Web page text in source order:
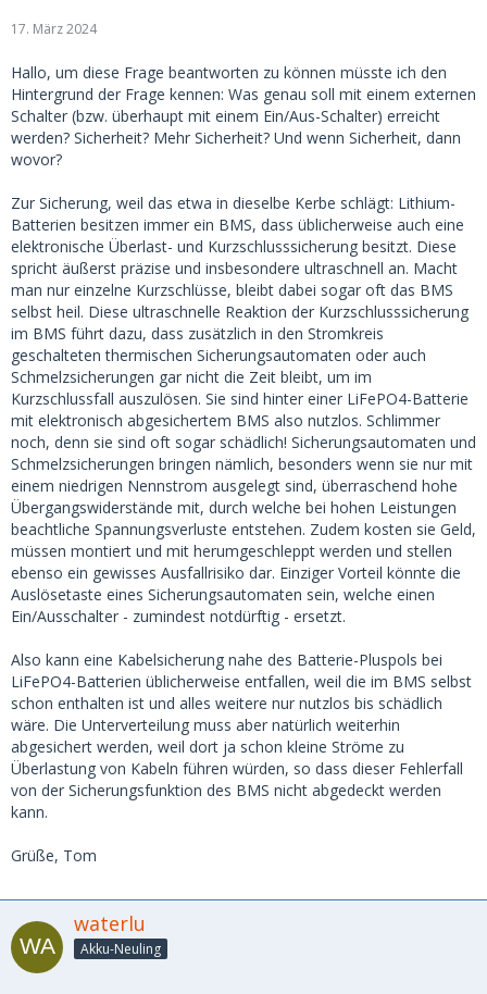
17. März 2024
Hallo, um diese Frage beantworten zu können müsste ich den
Hintergrund der Frage kennen: Was genau soll mit einem externen
Schalter (bzw. überhaupt mit einem Ein/Aus-Schalter) erreicht
werden? Sicherheit? Mehr Sicherheit? Und wenn Sicherheit, dann
wovor?
Zur Sicherung, weil das etwa in dieselbe Kerbe schlägt: Lithium-
Batterien besitzen immer ein BMS, dass üblicherweise auch eine
elektronische Überlast- und Kurzschlusssicherung besitzt. Diese
spricht äußerst präzise und insbesondere ultraschnell an. Macht
man nur einzelne Kurzschlüsse, bleibt dabei sogar oft das BMS
selbst heil. Diese ultraschnelle Reaktion der Kurzschlusssicherung
im BMS führt dazu, dass zusätzlich in den Stromkreis
geschalteten thermischen Sicherungsautomaten oder auch
Schmelzsicherungen gar nicht die Zeit bleibt, um im
Kurzschlussfall auszulösen. Sie sind hinter einer LiFePO4-Batterie
mit elektronisch abgesichertem BMS also nutzlos. Schlimmer
noch, denn sie sind oft sogar schädlich! Sicherungsautomaten und
Schmelzsicherungen bringen nämlich, besonders wenn sie nur mit
einem niedrigen Nennstrom ausgelegt sind, überraschend hohe
Übergangswiderstände mit, durch welche bei hohen Leistungen
beachtliche Spannungsverluste entstehen. Zudem kosten sie Geld,
müssen montiert und mit herumgeschleppt werden und stellen
ebenso ein gewisses Ausfallrisiko dar. Einziger Vorteil könnte die
Auslösetaste eines Sicherungsautomaten sein, welche einen
Ein/Ausschalter - zumindest notdürftig - ersetzt.
Also kann eine Kabelsicherung nahe des Batterie-Pluspols bei
LiFePO4-Batterien üblicherweise entfallen, weil die im BMS selbst
schon enthalten ist und alles weitere nur nutzlos bis schädlich
wäre. Die Unterverteilung muss aber natürlich weiterhin
abgesichert werden, weil dort ja schon kleine Ströme zu
Überlastung von Kabeln führen würden, so dass dieser Fehlerfall
von der Sicherungsfunktion des BMS nicht abgedeckt werden
kann.
Grüße, Tom
waterlu
Akku-Neuling